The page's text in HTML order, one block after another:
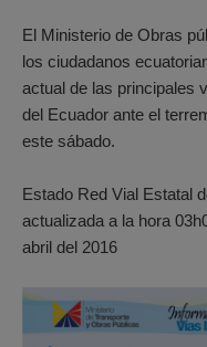
El Ministerio de Obras
los ciudadanos
actual de las principales
del Ecuador ante el
este sábado.
Estado Red Vial Estatal
actualizada a la hora
abril del 2016